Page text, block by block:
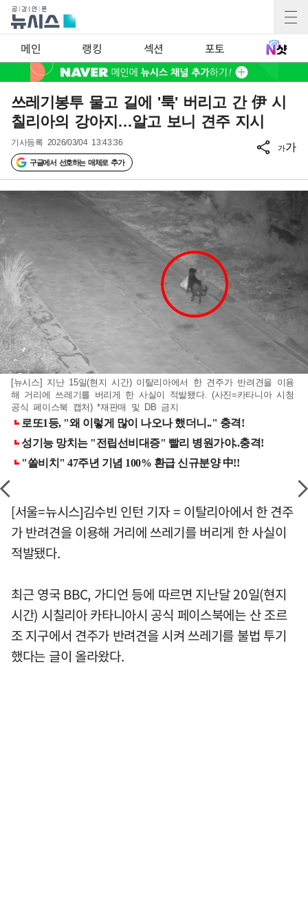
메인 랭킹 섹션 포토
쓰레기봉투 물고 길에 '툭' 버리고 간 伊 시
칠리아의 강아지…알고 보니 견주 지시
기사등록 2026/03/04 13:43:36
구글에서 선호하는 매체로 추가
가가
[뉴시스] 지난 15일(현지 시간) 이탈리아에서 한 견주가 반려견을 이용
해 거리에 쓰레기를 버리게 한 사실이 적발됐다. (사진=카타니아 시청
공식 페이스북 캡처) *재판매 및 DB 금지
[서울=뉴시스]김수빈 인턴 기자 = 이탈리아에서 한 견주
가 반려견을 이용해 거리에 쓰레기를 버리게 한 사실이
적발됐다.
최근 영국 BBC, 가디언 등에 따르면 지난달 20일(현지
시간) 시칠리아 카타니아시 공식 페이스북에는 산 조르
조 지구에서 견주가 반려견을 시켜 쓰레기를 불법 투기
했다는 글이 올라왔다.